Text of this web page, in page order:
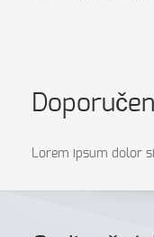
Lorem ipsum dolor